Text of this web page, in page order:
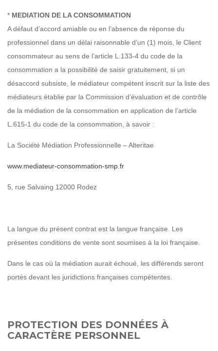
* MEDIATION DE LA CONSOMMATION
A défaut d’accord amiable ou en l’absence de réponse du
professionnel dans un délai raisonnable d’un (1) mois, le Client
consommateur au sens de l’article L.133-4 du code de la
consommation a la possibilité de saisir gratuitement, si un
désaccord subsiste, le médiateur compétent inscrit sur la liste des
médiateurs établie par la Commission d’évaluation et de contrôle
de la médiation de la consommation en application de l’article
L.615-1 du code de la consommation, à savoir :
La Société Médiation Professionnelle – Alteritae
www.mediateur-consommation-smp.fr
5, rue Salvaing 12000 Rodez
La langue du présent contrat est la langue française. Les
présentes conditions de vente sont soumises à la loi française.
Dans le cas où la médiation aurait échoué, les différends seront
portés devant les juridictions françaises compétentes.
PROTECTION DES DONNÉES À
CARACTÈRE PERSONNEL